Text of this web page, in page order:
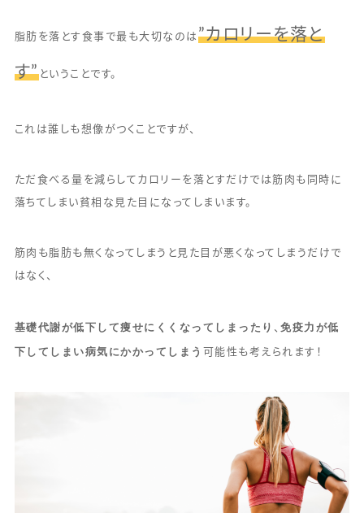
脂肪を落とす食事で最も大切なのは ”カロリーを落と
す”ということです。
これは誰しも想像がつくことですが、
ただ食べる量を減らしてカロリーを落とすだけでは筋肉も同時に
落ちてしまい貧相な見た目になってしまいます。
筋肉も脂肪も無くなってしまうと見た目が悪くなってしまうだけで
はなく、
基礎代謝が低下して痩せにくくなってしまったり 、免疫力が低
下してしまい病気にかかってしまう 可能性も考えられます！